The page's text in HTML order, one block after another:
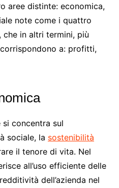
aree distinte: economica,
note come i quattro
in altri termini, più
a: profitti,
concentra sul
sociale, la sostenibilità
il tenore di vita. Nel
all’uso efficiente delle
dell’azienda nel